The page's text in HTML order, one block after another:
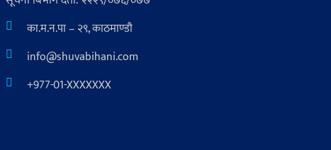
का.म.न.पा – २९, काठमाण्डौ
info@shuvabihani.com
+977-01-XXXXXXX